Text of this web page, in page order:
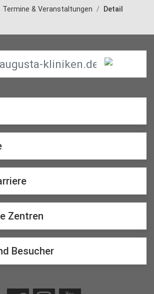
Termine & Veranstaltungen Detail
Zentren
Besucher